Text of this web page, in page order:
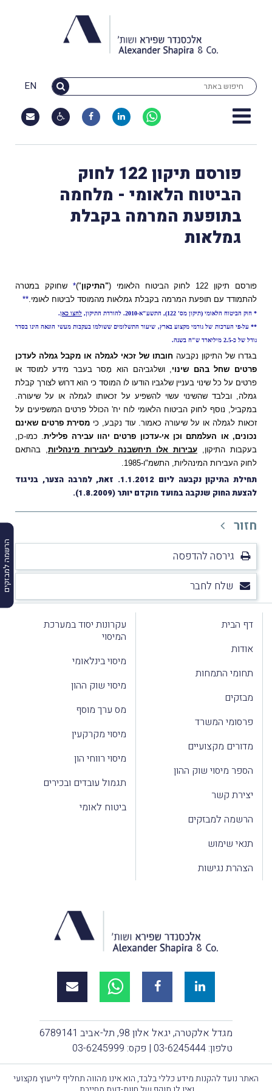
EN
הרשמה למבזקים
פורסם תיקון 122 לחוק
הביטוח הלאומי - מלחמה
בתופעת המרמה בקבלת
גמלאות
פורסם תיקון 122 לחוק הביטוח הלאומי ( "התיקון")
* שחוקק במטרה
להתמודד עם תופעת המרמה בקבלת גמלאות מהמוסד לביטוח לאומי. **
* חוק הביטוח הלאומי (תיקון מס' 122), התשע"א-2010. להורדת התיקון, לחצו כאן.
** על-פי הערכות של גורמי מקצוע בארץ, שיעור התשלומים ששולמו בעקבות מעשי הונאה הינו בסדר
גודל של כ-2.5 מיליארד ש"ח בשנה.
בגדרו של התיקון נקבעה חובתו של זכאי לגמלה או מקבל גמלה לעדכן
פרטים שחל בהם שינוי , ושלגביהם הוא מָסר בעבר מידע למוסד או
פרטים על כל שינוי בעניין שלגביו הודעו לו המוסד כי הוא דרוש לצורך קבלת
גמלה, ובלבד שהשינוי עשוי להשפיע על זכאותו לגמלה או על שיעורהּ.
במקביל, נוסף לחוק הביטוח הלאומי לוח יח' הכולל פרטים המשפיעים על
זכאות לגמלה או על שיעורהּ כאמור. עוד נקבע, כימסירת פרטים שאינם
נכונים, או העלמתם וכן אי-עדכון פרטים יהוו עבירה פלילית. כמו-כן,
בעקבות התיקון, עבירות אלו תיחשבנה לעבירות מינהליות , בהתאם
לחוק העבירות המינהליות, התשמ"ו-1985.
תחילת התיקון נקבעה ליום 1.1.2012. זאת, למרבה הצער, בניגוד
להצעת החוק שנקבה במועד מוקדם יותר (1.8.2009).
חזור
גירסה להדפסה
שלח לחבר
דף הבית
אודות
תחומי התמחות
מבזקים
פרסומי המשרד
מדורים מקצועיים
הספר מיסוי שוק ההון
יצירת קשר
הרשמה למבזקים
תנאי שימוש
הצהרת נגישות
עקרונות יסוד במערכת
המיסוי
מיסוי בינלאומי
מיסוי שוק ההון
מס ערך מוסף
מיסוי מקרקעין
מיסוי רווחי הון
תגמול עובדים ובכירים
ביטוח לאומי
מגדל אלקטרה, יגאל אלון 98, תל-אביב 6789141
טלפון: 03-6245444 | פקס: 03-6245999
האתר נועד להקנות מידע כללי בלבד, הוא אינו מהווה תחליף לייעוץ מקצועי